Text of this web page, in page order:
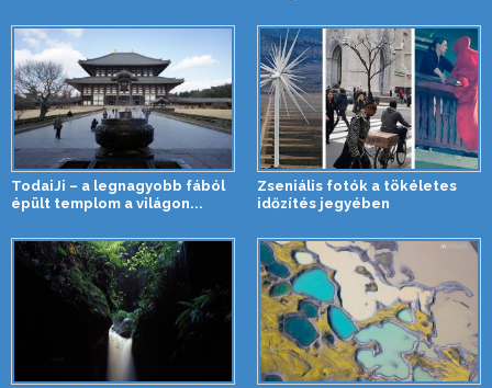
TodaiJi – a legnagyobb fából
épült templom a világon...
Zseniális fotók a tökéletes
időzítés jegyében